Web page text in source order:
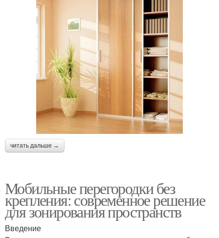
читать дальше →
Мобильные перегородки без
крепления: современное решение
для зонирования пространств
Введение